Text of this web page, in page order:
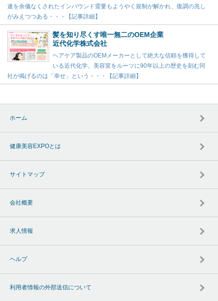
速を余儀なくされたインバウンド需要もようやく規制が解かれ、復調の兆し
がみえつつある・・・【記事詳細】
髪を知り尽くす唯一無二のOEM企業
近代化学株式会社
ヘアケア製品のOEMメーカーとして絶大な信頼を獲得して
いる近代化学。美容室をルーツに90年以上の歴史を刻む同
社が掲げるのは「幸せ」という・・・【記事詳細】
ホーム
健康美容EXPOとは
サイトマップ
会社概要
求人情報
ヘルプ
利用者情報の外部送信について